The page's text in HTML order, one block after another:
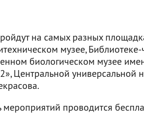
на самых разных
музее,
биологическом музее
Центральной универсальной
проводится